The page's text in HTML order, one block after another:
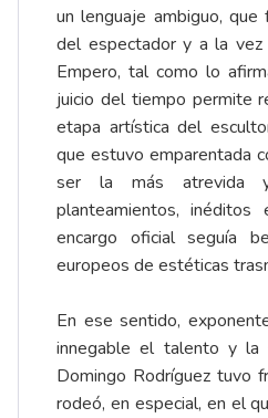
un lenguaje ambiguo, que
del espectador y a la vez
Empero, tal como lo
juicio del tiempo permite
etapa artística del
que estuvo emparentada
ser la más atrevida
planteamientos,
encargo oficial seguía
europeos de estéticas
En ese sentido,
innegable el talento y la
Domingo Rodríguez tuvo
rodeó, en especial, en el